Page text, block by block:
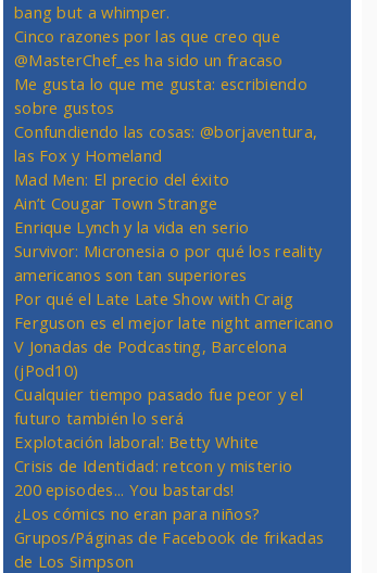
bang but a whimper.
Cinco razones por las que creo que
@MasterChef_es ha sido un fracaso
Me gusta lo que me gusta: escribiendo
sobre gustos
Confundiendo las cosas: @borjaventura,
las Fox y Homeland
Mad Men: El precio del éxito
Ain’t Cougar Town Strange
Enrique Lynch y la vida en serio
Survivor: Micronesia o por qué los reality
americanos son tan superiores
Por qué el Late Late Show with Craig
Ferguson es el mejor late night americano
V Jonadas de Podcasting, Barcelona
(jPod10)
Cualquier tiempo pasado fue peor y el
futuro también lo será
Explotación laboral: Betty White
Crisis de Identidad: retcon y misterio
200 episodes... You bastards!
¿Los cómics no eran para niños?
Grupos/Páginas de Facebook de frikadas
de Los Simpson